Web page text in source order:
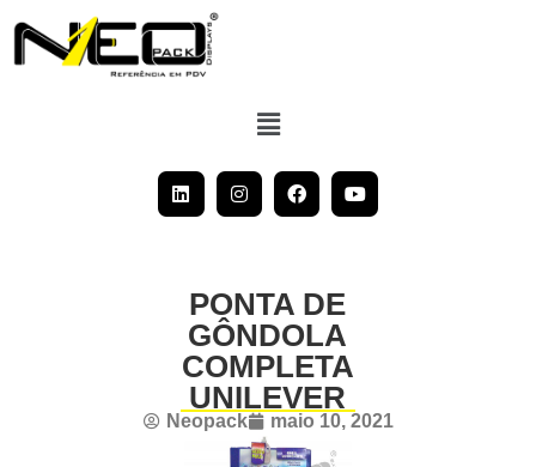
PONTA DE
GÔNDOLA
COMPLETA
UNILEVER
Neopack maio 10, 2021